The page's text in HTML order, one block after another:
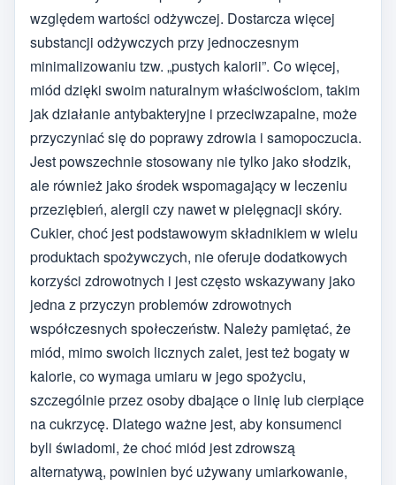
względem wartości odżywczej. Dostarcza więcej
substancji odżywczych przy jednoczesnym
minimalizowaniu tzw. „pustych kalorii”. Co więcej,
miód dzięki swoim naturalnym właściwościom, takim
jak działanie antybakteryjne i przeciwzapalne, może
przyczyniać się do poprawy zdrowia i samopoczucia.
Jest powszechnie stosowany nie tylko jako słodzik,
ale również jako środek wspomagający w leczeniu
przeziębień, alergii czy nawet w pielęgnacji skóry.
Cukier, choć jest podstawowym składnikiem w wielu
produktach spożywczych, nie oferuje dodatkowych
korzyści zdrowotnych i jest często wskazywany jako
jedna z przyczyn problemów zdrowotnych
współczesnych społeczeństw. Należy pamiętać, że
miód, mimo swoich licznych zalet, jest też bogaty w
kalorie, co wymaga umiaru w jego spożyciu,
szczególnie przez osoby dbające o linię lub cierpiące
na cukrzycę. Dlatego ważne jest, aby konsumenci
byli świadomi, że choć miód jest zdrowszą
alternatywą, powinien być używany umiarkowanie,